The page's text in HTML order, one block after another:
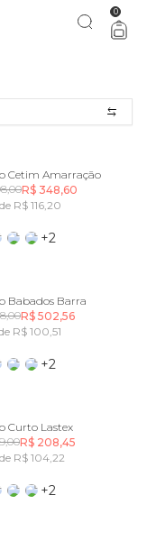
a gente aproveita! 0
Cetim Amarração
R$ 348,60
R$ 116,20
+2
Babados Barra
R$ 502,56
R$ 100,51
+2
Curto Lastex
R$ 208,45
R$ 104,22
+2